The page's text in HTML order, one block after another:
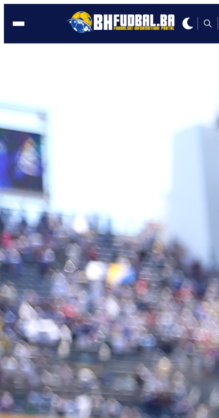
SUDIJE
13:55, 02.06.2025
Sudija bježao u šumu, igrači ga
napasti!
Autor:
Redakcija
13:55, 02.06.2025